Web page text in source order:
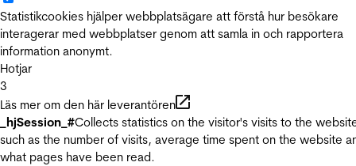
Statistikcookies hjälper webbplatsägare att förstå hur besökare
interagerar med webbplatser genom att samla in och rapportera
information anonymt.
Hotjar
3
Läs mer om den här leverantören
_hjSession_#Collects statistics on the visitor's visits to the
such as the number of visits, average time spent on the website
what pages have been read.